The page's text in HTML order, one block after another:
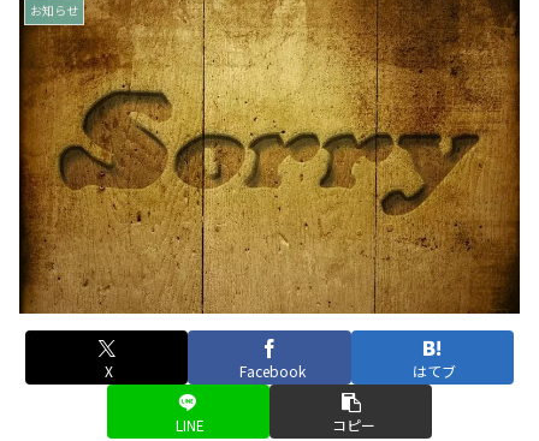
お知らせ
X Facebook はてブ
LINE コピー